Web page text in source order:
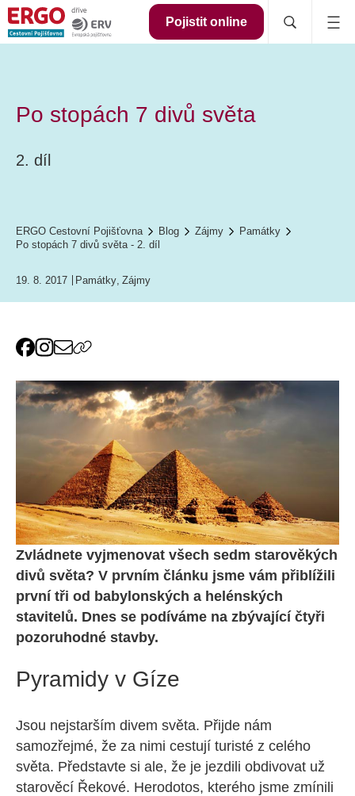
Pojistit online
Po stopách 7 divů světa
2. díl
ERGO Cestovní Pojišťovna Blog Zájmy
Památky
Po stopách 7 divů světa - 2. díl
19. 8. 2017 Památky, Zájmy
Zvládnete vyjmenovat všech sedm starověkých
divů světa? V prvním článku jsme vám přiblížili
první tři od babylonských a helénských
stavitelů. Dnes se podíváme na zbývající čtyři
pozoruhodné stavby.
Pyramidy v Gíze
Jsou nejstarším divem světa. Přijde nám
samozřejmé, že za nimi cestují turisté z celého
světa. Představte si ale, že je jezdili obdivovat už
starověcí Řekové. Herodotos, kterého jsme zmínili